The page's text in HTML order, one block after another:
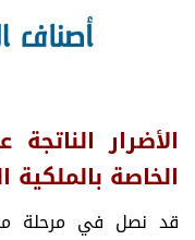
الأضرار
الخاصة بالملكية
قد نصل في مرحلة من